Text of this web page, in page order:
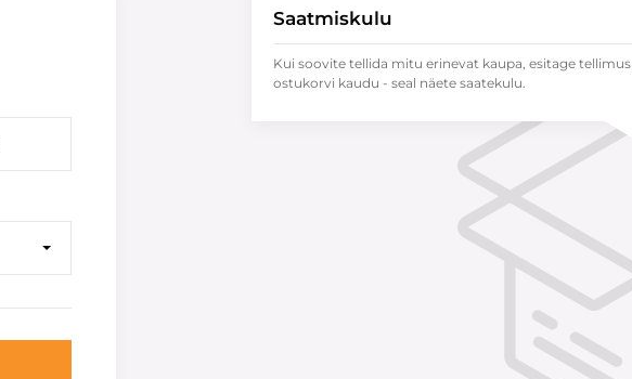
Saatmiskulu
Kui soovite tellida mitu erinevat kaupa, esitage tellimus
ostukorvi kaudu - seal näete saatekulu.